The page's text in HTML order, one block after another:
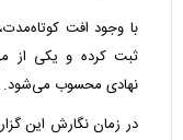
با وجود افت
ثبت کرده و یکی از
نهادی محسوب می‌شود.